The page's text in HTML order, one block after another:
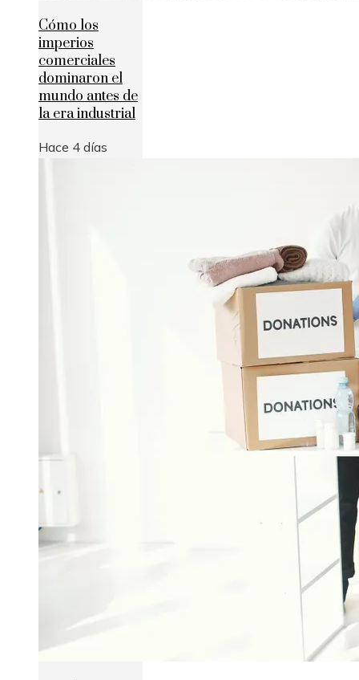
Cómo los
imperios
comerciales
dominaron el
mundo antes de
la era industrial
Hace 4 días